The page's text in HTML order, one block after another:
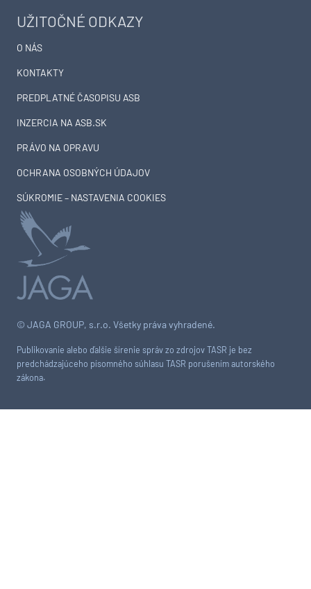
© JAGA GROUP, s.r.o. Všetky práva vyhradené.
Publikovanie alebo ďalšie šírenie správ zo zdrojov TASR je bez
predchádzajúceho písomného súhlasu TASR porušením autorského
zákona.
UŽITOČNÉ ODKAZY
O NÁS
KONTAKTY
PREDPLATNÉ ČASOPISU ASB
INZERCIA NA ASB.SK
PRÁVO NA OPRAVU
OCHRANA OSOBNÝCH ÚDAJOV
SÚKROMIE – NASTAVENIA COOKIES